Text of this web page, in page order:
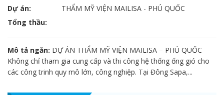
Dự án:
THẨM MỸ VIỆN MAILISA - PHÚ QUỐC
Tổng thầu:
Mô tả ngắn: DỰ ÁN THẨM MỸ VIỆN MAILISA – PHÚ QUỐC
Không chỉ tham gia cung cấp và thi công hệ thống ống gió cho
các công trinh quy mô lớn, công nghiệp. Tại Đông Sapa,...